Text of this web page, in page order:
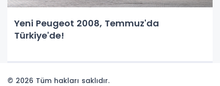
Yeni Peugeot 2008, Temmuz'da
Türkiye'de!
© 2026 Tüm hakları saklıdır.